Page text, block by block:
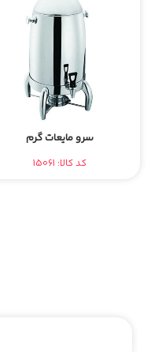
سرو مایعات گرم
کد کالا: 15061